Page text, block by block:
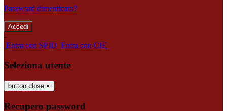
Password dimenticata?
-
Entra con SPID Entra con CIE
Seleziona utente
button close ×
Recupero password